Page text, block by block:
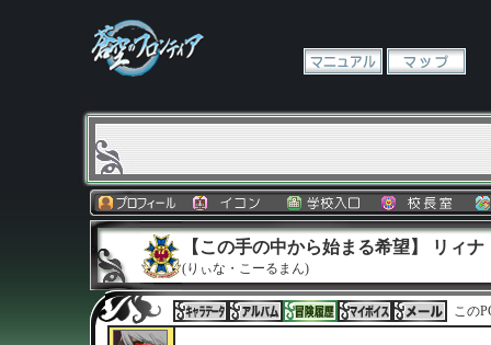
【この手の中から始まる希望】 リィ
(りぃな・こーるまん)
この